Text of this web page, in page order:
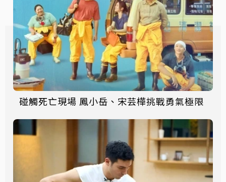
碰觸死亡現場 鳳小岳、宋芸樺挑戰勇氣極限